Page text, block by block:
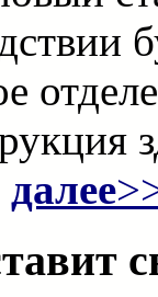
далее